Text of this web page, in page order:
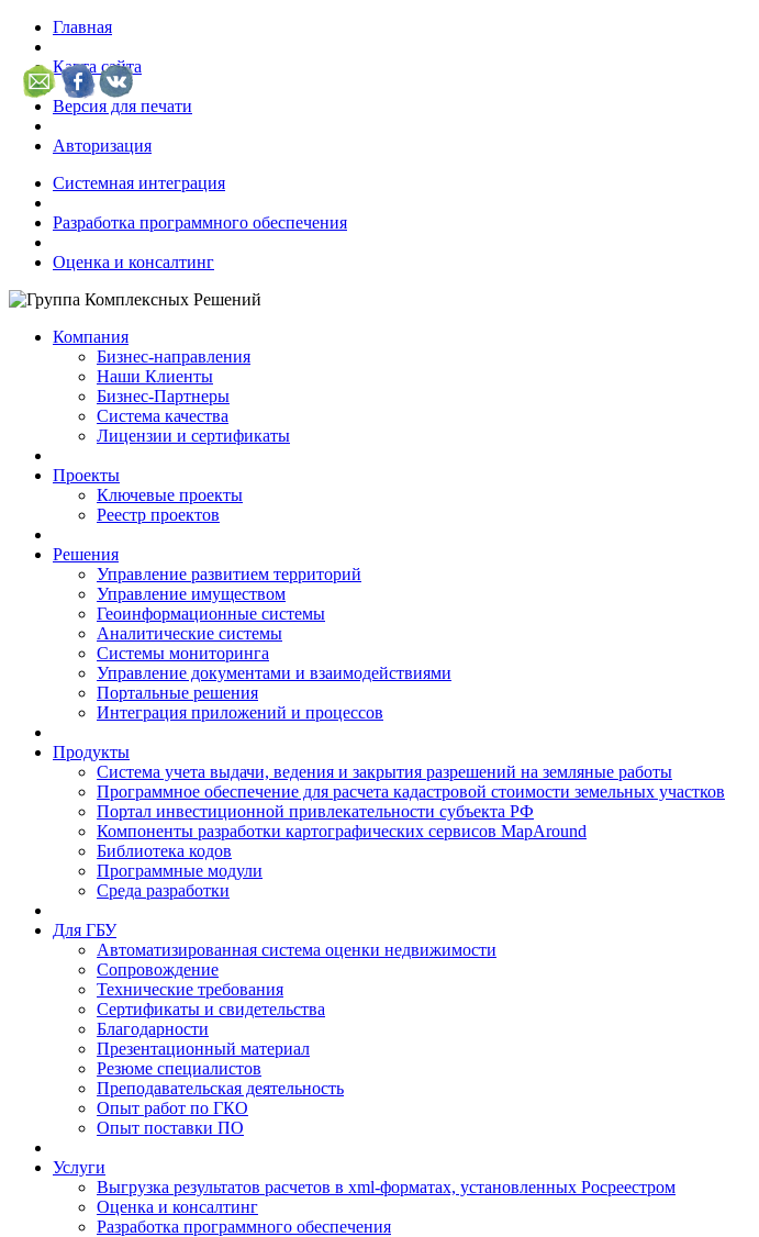
Главная
Карта сайта
Версия для печати
Авторизация
Системная интеграция
Разработка программного обеспечения
Оценка и консалтинг
Компания
Бизнес-направления
Наши Клиенты
Бизнес-Партнеры
Система качества
Лицензии и сертификаты
Проекты
Ключевые проекты
Реестр проектов
Решения
Управление развитием территорий
Управление имуществом
Геоинформационные системы
Аналитические системы
Системы мониторинга
Управление документами и взаимодействиями
Портальные решения
Интеграция приложений и процессов
Продукты
Система учета выдачи, ведения и закрытия разрешений на земляные работы
Программное обеспечение для расчета кадастровой стоимости земельных участков
Портал инвестиционной привлекательности субъекта РФ
Компоненты разработки картографических сервисов MapAround
Библиотека кодов
Программные модули
Среда разработки
Для ГБУ
Автоматизированная система оценки недвижимости
Сопровождение
Технические требования
Сертификаты и свидетельства
Благодарности
Презентационный материал
Резюме специалистов
Преподавательская деятельность
Опыт работ по ГКО
Опыт поставки ПО
Услуги
Выгрузка результатов расчетов в xml-форматах, установленных Росреестром
Оценка и консалтинг
Разработка программного обеспечения